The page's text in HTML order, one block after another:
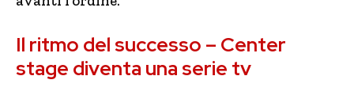
Il ritmo del successo – Center
stage diventa una serie tv